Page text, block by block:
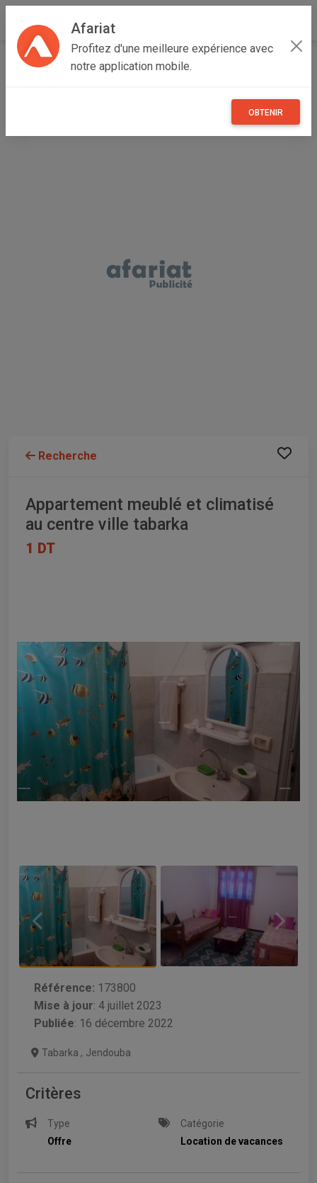
Afariat
Profitez d'une meilleure expérience avec
notre application mobile.
OBTENIR
Accueil Immobilier Majerda Jendouba
Recherche
Appartement meublé et climatisé
au centre ville tabarka
1 DT
Référence: 173800
Mise à jour: 4 juillet 2023
Publiée: 16 décembre 2022
Tabarka , Jendouba
Critères
Type
Offre
Catégorie
Location de vacances